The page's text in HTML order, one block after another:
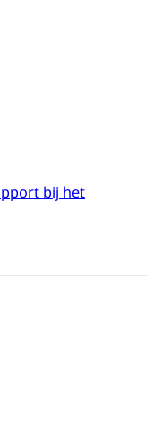
bij het